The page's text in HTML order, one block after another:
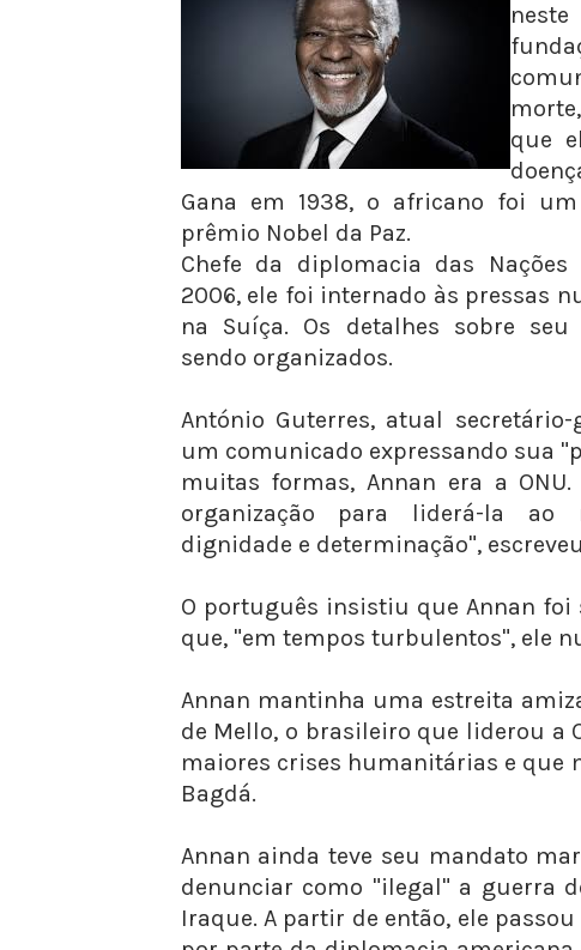
que
Gana em 1938, o africano foi
prêmio Nobel da Paz.
Chefe da diplomacia das Nações
2006, ele foi internado às pressas
na Suíça. Os detalhes sobre
sendo organizados.
António Guterres, atual
um comunicado expressando sua
muitas formas, Annan era a
organização para liderá-la ao
dignidade e determinação",
O português insistiu que Annan foi
que, "em tempos turbulentos", ele
Annan mantinha uma estreita
de Mello, o brasileiro que liderou a
maiores crises humanitárias e que
Bagdá.
Annan ainda teve seu mandato
denunciar como "ilegal" a guerra
Iraque. A partir de então, ele